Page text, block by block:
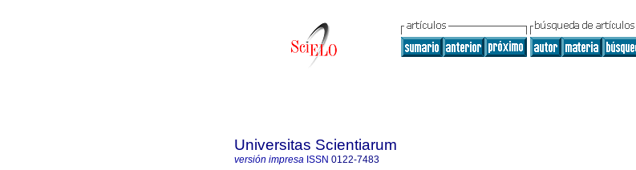
Universitas Scientiarum
versión impresa ISSN 0122-7483